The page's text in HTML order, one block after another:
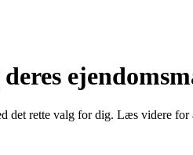
rette valg for dig. Læs videre